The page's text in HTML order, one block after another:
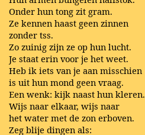
Onder hun tong zit gram.
Ze kennen haast geen zinnen
zonder tss.
Zo zuinig zijn ze op hun lucht.
Je staat erin voor je het weet.
Heb ik iets van je aan misschien
is uit hun mond geen vraag.
Een wenk: kijk naast hun kleren.
Wijs naar elkaar, wijs naar
het water met de zon erboven.
Zeg blije dingen als: